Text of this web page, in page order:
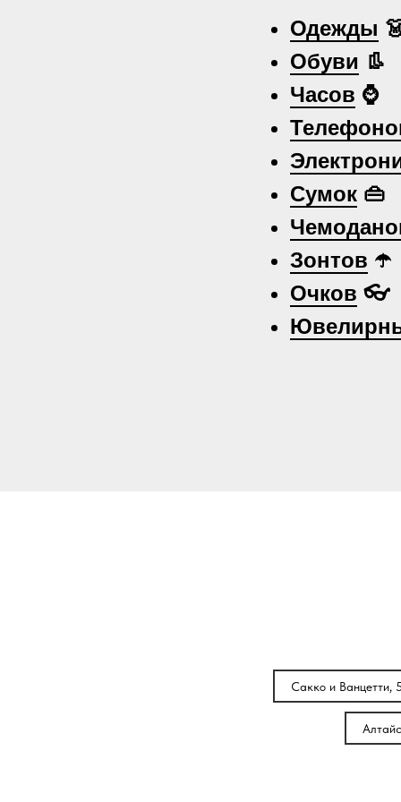
Одежды
Обуви 👢
Часов ⌚
Сумок 👜
Зонтов ☂️
Очков 👓
Сакко и Ванцетти,